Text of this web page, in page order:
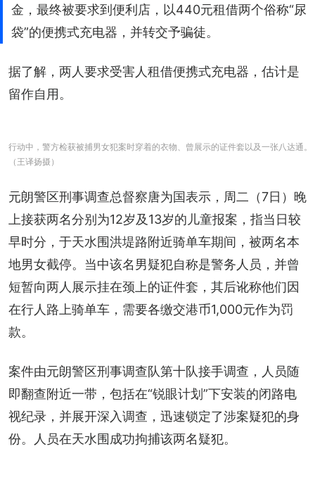
金，最终被要求到便利店，以440元租借两个俗称“尿
袋”的便携式充电器，并转交予骗徒。
据了解，两人要求受害人租借便携式充电器，估计是
留作自用。
行动中，警方检获被捕男女犯案时穿着的衣物、曾展示的证件套以及一张八达通。
（王译扬摄）
元朗警区刑事调查总督察唐为国表示，周二（7日）晚
上接获两名分别为12岁及13岁的儿童报案，指当日较
早时分，于天水围洪堤路附近骑单车期间，被两名本
地男女截停。当中该名男疑犯自称是警务人员，并曾
短暂向两人展示挂在颈上的证件套，其后讹称他们因
在行人路上骑单车，需要各缴交港币1,000元作为罚
款。
案件由元朗警区刑事调查队第十队接手调查，人员随
即翻查附近一带，包括在“锐眼计划”下安装的闭路电
视纪录，并展开深入调查，迅速锁定了涉案疑犯的身
份。人员在天水围成功拘捕该两名疑犯。